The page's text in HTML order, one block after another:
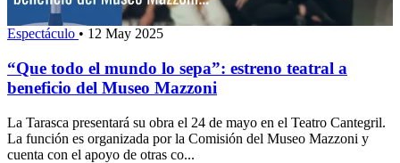
Espectáculo • 12 May 2025
“Que todo el mundo lo sepa”: estreno teatral a
beneficio del Museo Mazzoni
La Tarasca presentará su obra el 24 de mayo en el Teatro Cantegril.
La función es organizada por la Comisión del Museo Mazzoni y
cuenta con el apoyo de otras co...